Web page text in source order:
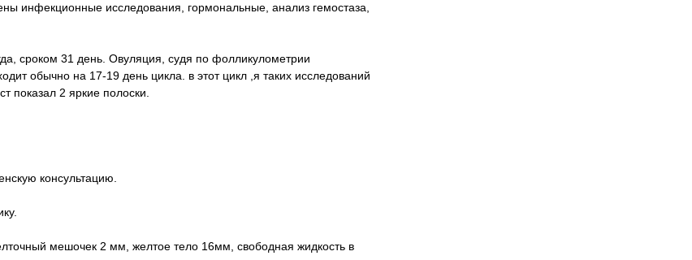
инфекционные исследования, гормональные, анализ гемостаза,
сроком 31 день. Овуляция, судя по фолликулометрии
обычно на 17-19 день цикла. в этот цикл ,я таких исследований
показал 2 яркие полоски.
консультацию.
мешочек 2 мм, желтое тело 16мм, свободная жидкость в